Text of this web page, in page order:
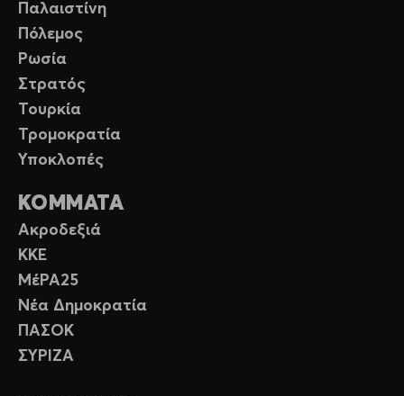
Παλαιστίνη
Πόλεμος
Ρωσία
Στρατός
Τουρκία
Τρομοκρατία
Υποκλοπές
ΚΟΜΜΑΤΑ
Ακροδεξιά
ΚΚΕ
ΜέΡΑ25
Νέα Δημοκρατία
ΠΑΣΟΚ
ΣΥΡΙΖΑ